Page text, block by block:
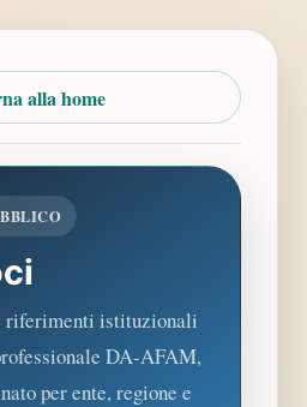
alla home
riferimenti istituzionali
DA-AFAM,
per ente, regione e